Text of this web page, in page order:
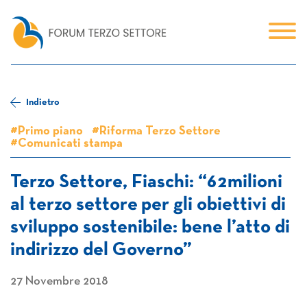
Indietro
#Primo piano
#Riforma Terzo Settore
#Comunicati stampa
Terzo Settore, Fiaschi: “62milioni
al terzo settore per gli obiettivi di
sviluppo sostenibile: bene l’atto di
indirizzo del Governo”
27 Novembre 2018